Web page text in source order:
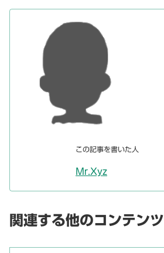
この記事を書いた人
Mr.Xyz
関連する他のコンテンツ